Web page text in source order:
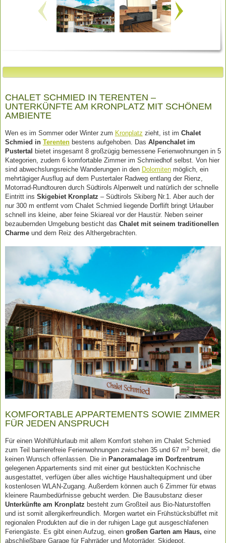
CHALET SCHMIED IN TERENTEN –
UNTERKÜNFTE AM KRONPLATZ MIT SCHÖNEM
AMBIENTE
Wen es im Sommer oder Winter zum Kronplatz zieht, ist im Chalet
Schmied in Terentenbestens aufgehoben. Das Alpenchalet im
Pustertal bietet insgesamt 8 großzügig bemessene Ferienwohnungen in 5
Kategorien, zudem 6 komfortable Zimmer im Schmiedhof selbst. Von hier
sind abwechslungsreiche Wanderungen in den Dolomitenmöglich, ein
mehrtägiger Ausflug auf dem Pustertaler Radweg entlang der Rienz,
Motorrad-Rundtouren durch Südtirols Alpenwelt und natürlich der schnelle
Eintritt ins Skigebiet Kronplatz – Südtirols Skiberg Nr.1. Aber auch der
nur 300 m entfernt vom Chalet Schmied liegende Dorflift bringt Urlauber
schnell ins kleine, aber feine Skiareal vor der Haustür. Neben seiner
bezaubernden Umgebung besticht das Chalet mit seinem traditionellen
Charmeund dem Reiz des Althergebrachten.
KOMFORTABLE APPARTEMENTS SOWIE ZIMMER
FÜR JEDEN ANSPRUCH
Für einen Wohlfühlurlaub mit allem Komfort stehen im Chalet Schmied
zum Teil barrierefreie Ferienwohnungen zwischen 35 und 67 m2
bereit, die
keinen Wunsch offenlassen. Die in Panoramalage im Dorfzentrum
gelegenen Appartements sind mit einer gut bestückten Kochnische
ausgestattet, verfügen über alles wichtige Haushaltequipment und über
kostenlosen WLAN-Zugang. Außerdem können auch 6 Zimmer für etwas
kleinere Raumbedürfnisse gebucht werden. Die Bausubstanz dieser
Unterkünfte am Kronplatz besteht zum Großteil aus Bio-Naturstoffen
und ist somit allergikerfreundlich. Morgen wartet ein Frühstücksbüffet mit
regionalen Produkten auf die in der ruhigen Lage gut ausgeschlafenen
Feriengäste. Es gibt einen Aufzug, einen großen Garten am Haus, eine
abschließbare Garage für Fahrräder und Motorräder, Skidepot,